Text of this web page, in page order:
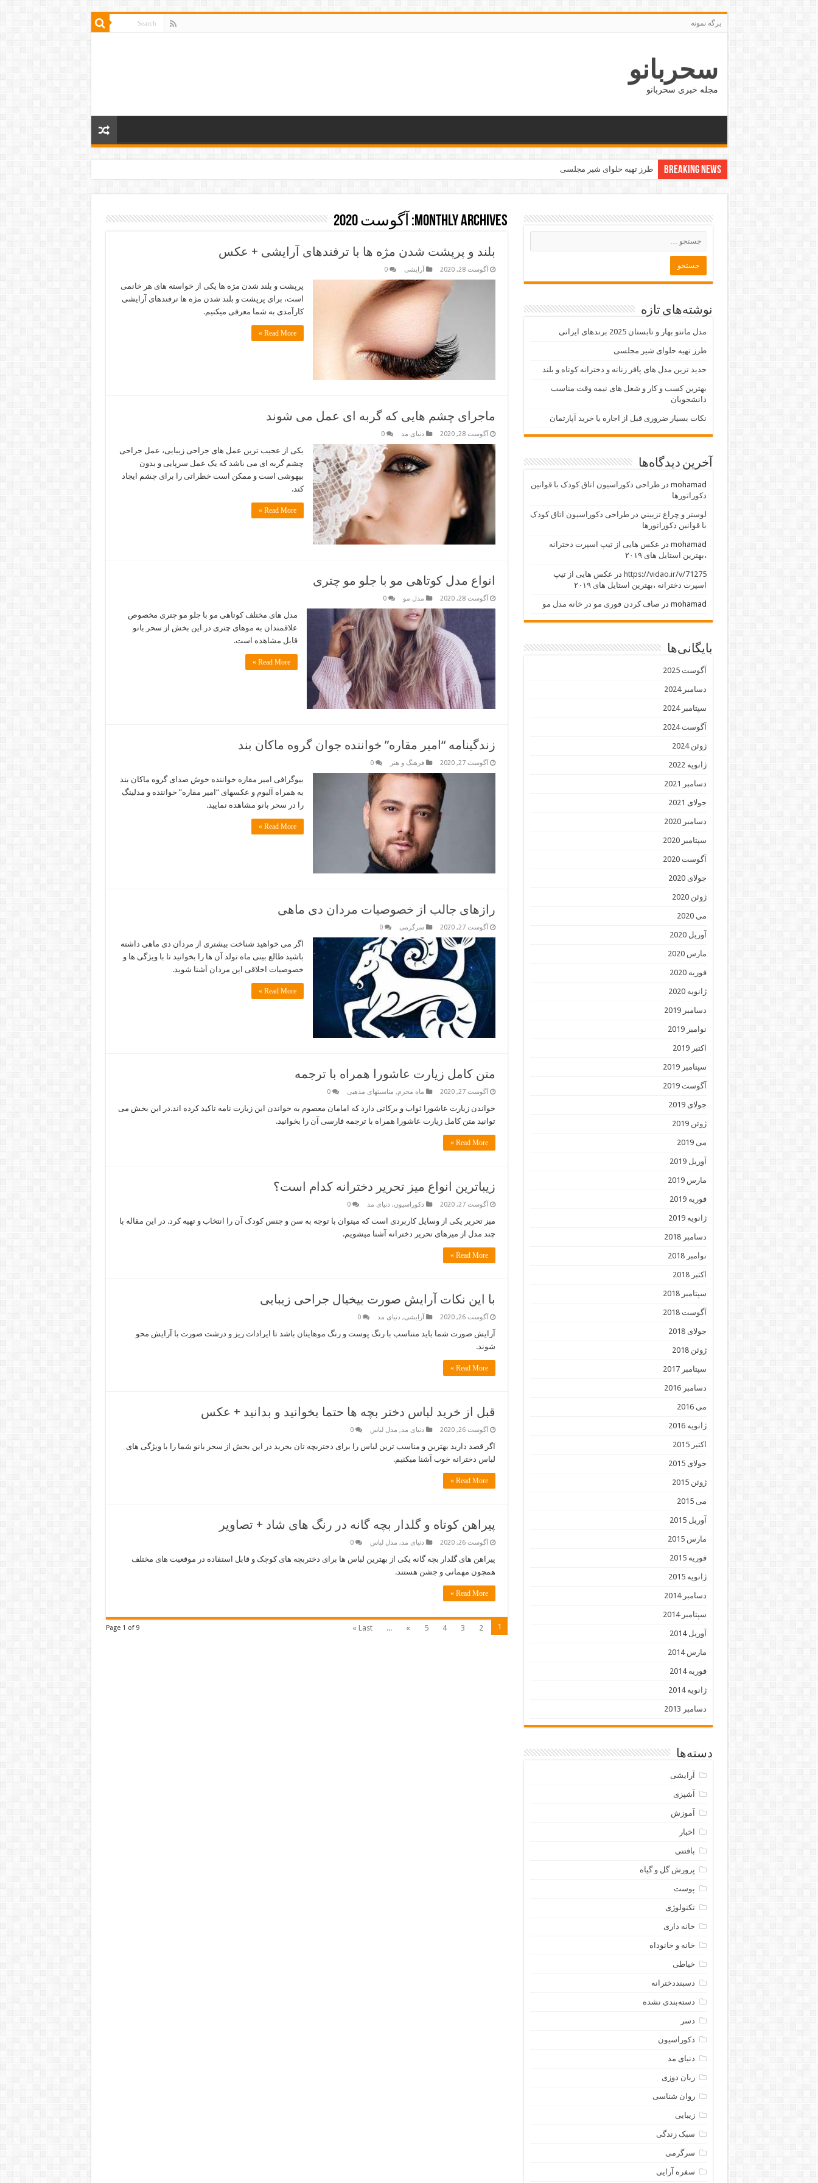
برگه نمونه
سحربانو
مجله خبری سحربانو
Breaking News طرز تهیه حلوای شیر مجلسی
Monthly Archives: آگوست 2020
بلند و پرپشت شدن مژه ها با ترفندهای آرایشی + عکس
آگوست 28, 2020 آرایشی 0
پرپشت و بلند شدن مژه ها یکی از خواسته های هر خانمی
است، برای پرپشت و بلند شدن مژه ها ترفندهای آرایشی
کارآمدی به شما معرفی میکنیم.
Read More »
ماجرای چشم هایی که گربه ای عمل می شوند
آگوست 28, 2020 دنیای مد 0
یکی از عجیب ترین عمل های جراحی زیبایی، عمل جراحی
چشم گربه ای می باشد که یک عمل سرپایی و بدون
بیهوشی است و ممکن است خطراتی را برای چشم ایجاد
کند.
Read More »
انواع مدل کوتاهی مو با جلو مو چتری
آگوست 28, 2020 مدل مو 0
مدل های مختلف کوتاهی مو با جلو مو چتری مخصوص
علاقمندان به موهای چتری در این بخش از سحر بانو
قابل مشاهده است.
Read More »
زندگینامه “امیر مقاره” خواننده جوان گروه ماکان بند
آگوست 27, 2020 فرهنگ و هنر 0
بیوگرافی امیر مقاره خواننده خوش صدای گروه ماکان بند
به همراه آلبوم و عکسهای “امیر مقاره” خواننده و مدلینگ
را در سحر بانو مشاهده نمایید.
Read More »
رازهای جالب از خصوصیات مردان دی ماهی
آگوست 27, 2020 سرگرمی 0
اگر می خواهید شناخت بیشتری از مردان دی ماهی داشته
باشید طالع بینی ماه تولد آن ها را بخوانید تا با ویژگی ها و
خصوصیات اخلاقی این مردان آشنا شوید.
Read More »
متن کامل زیارت عاشورا همراه با ترجمه
آگوست 27, 2020 ماه محرم, مناسبتهای مذهبی 0
خواندن زیارت عاشورا ثواب و برکاتی دارد که امامان معصوم به خواندن این زیارت نامه تاکید کرده اند.در این بخش می
توانید متن کامل زیارت عاشورا همراه با ترجمه فارسی آن را بخوانید.
Read More »
زیباترین انواع میز تحریر دخترانه کدام است؟
آگوست 27, 2020 دکوراسیون, دنیای مد 0
میز تحریر یکی از وسایل کاربردی است که میتوان با توجه به سن و جنس کودک آن را انتخاب و تهیه کرد. در این مقاله با
چند مدل از میزهای تحریر دخترانه آشنا میشویم.
Read More »
با این نکات آرایش صورت بیخیال جراحی زیبایی
آگوست 26, 2020 آرایشی, دنیای مد 0
آرایش صورت شما باید متناسب با رنگ پوست و رنگ موهایتان باشد تا ایرادات ریز و درشت صورت با آرایش محو
شوند.
Read More »
قبل از خرید لباس دختر بچه ها حتما بخوانید و بدانید + عکس
آگوست 26, 2020 دنیای مد, مدل لباس 0
اگر قصد دارید بهترین و مناسب ترین لباس را برای دختربچه تان بخرید در این بخش از سحر بانو شما را با ویژگی های
لباس دخترانه خوب آشنا میکنیم.
Read More »
پیراهن کوتاه و گلدار بچه گانه در رنگ های شاد + تصاویر
آگوست 26, 2020 دنیای مد, مدل لباس 0
پیراهن های گلدار بچه گانه یکی از بهترین لباس ها برای دختربچه های کوچک و قابل استفاده در موقعیت های مختلف
همچون مهمانی و جشن هستند.
Read More »
Page 1 of 9 1
2
3
4
5
»
...
Last »
نوشته‌های تازه
مدل مانتو بهار و تابستان 2025 برندهای ایرانی
طرز تهیه حلوای شیر مجلسی
جدید ترین مدل های پافر زنانه و دخترانه کوتاه و بلند
بهترین کسب و کار و شغل های نیمه وقت مناسب
دانشجویان
نکات بسیار ضروری قبل از اجاره یا خرید آپارتمان
آخرین دیدگاه‌ها
mohamad درطراحی دکوراسیون اتاق کودک با قوانین
دکوراتورها
لوستر و چراغ تزييني درطراحی دکوراسیون اتاق کودک
با قوانین دکوراتورها
mohamad در عکس هایی از تیپ اسپرت دخترانه
،بهترین استایل های ۲۰۱۹
https://vidao.ir/v/71275 در عکس هایی از تیپ
اسپرت دخترانه ،بهترین استایل های ۲۰۱۹
mohamad در صاف کردن فوری مو در خانه مدل مو
بایگانی‌ها
آگوست 2025
دسامبر 2024
سپتامبر 2024
آگوست 2024
ژوئن 2024
ژانویه 2022
دسامبر 2021
جولای 2021
دسامبر 2020
سپتامبر 2020
آگوست 2020
جولای 2020
ژوئن 2020
می 2020
آوریل 2020
مارس 2020
فوریه 2020
ژانویه 2020
دسامبر 2019
نوامبر 2019
اکتبر 2019
سپتامبر 2019
آگوست 2019
جولای 2019
ژوئن 2019
می 2019
آوریل 2019
مارس 2019
فوریه 2019
ژانویه 2019
دسامبر 2018
نوامبر 2018
اکتبر 2018
سپتامبر 2018
آگوست 2018
جولای 2018
ژوئن 2018
سپتامبر 2017
دسامبر 2016
می 2016
ژانویه 2016
اکتبر 2015
جولای 2015
ژوئن 2015
می 2015
آوریل 2015
مارس 2015
فوریه 2015
ژانویه 2015
دسامبر 2014
سپتامبر 2014
آوریل 2014
مارس 2014
فوریه 2014
ژانویه 2014
دسامبر 2013
دسته‌ها
آرایشی
آشپزی
آموزش
اخبار
بافتنی
پرورش گل و گیاه
پوست
تکنولوژی
خانه داری
خانه و خانوداه
خیاطی
دسبنددخترانه
دسته‌بندی نشده
دسر
دکوراسیون
دنیای مد
ربان دوزی
روان شناسی
زیبایی
سبک زندگی
سرگرمی
سفره آرایی